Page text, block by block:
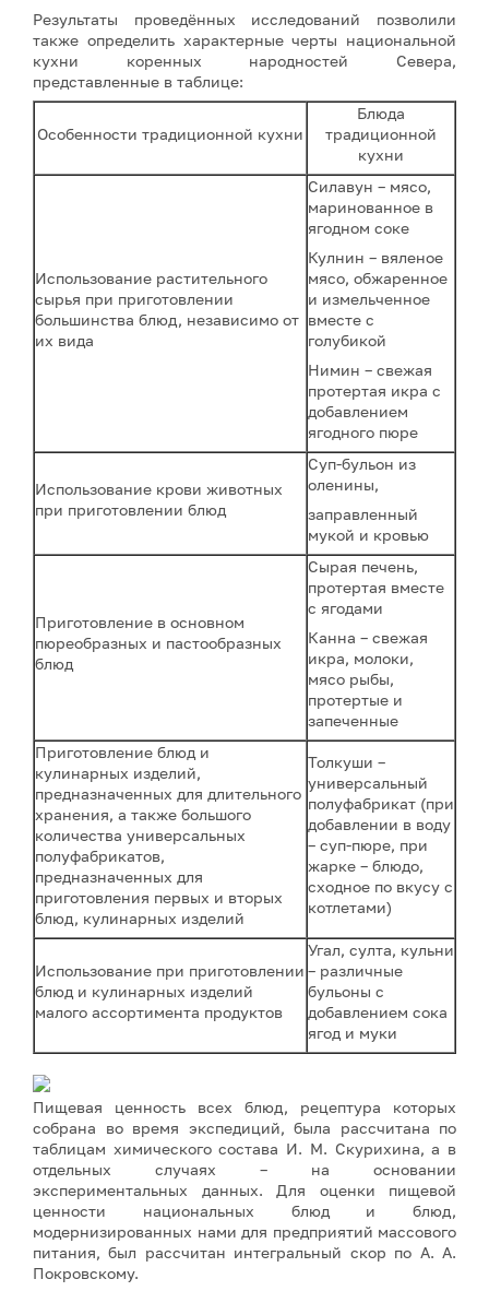
Результаты проведённых исследований позволили
также определить характерные черты национальной
кухни коренных народностей Севера,
представленные в таблице:
Особенности традиционной кухни
Блюда
традиционной
кухни
Использование растительного
сырья при приготовлении
большинства блюд, независимо от
их вида
Силавун – мясо,
маринованное в
ягодном соке
Кулнин – вяленое
мясо, обжаренное
и измельченное
вместе с
голубикой
Нимин – свежая
протертая икра с
добавлением
ягодного пюре
Использование крови животных
при приготовлении блюд
Суп-бульон из
оленины,
заправленный
мукой и кровью
Приготовление в основном
пюреобразных и пастообразных
блюд
Сырая печень,
протертая вместе
с ягодами
Канна – свежая
икра, молоки,
мясо рыбы,
протертые и
запеченные
Приготовление блюд и
кулинарных изделий,
предназначенных для длительного
хранения, а также большого
количества универсальных
полуфабрикатов,
предназначенных для
приготовления первых и вторых
блюд, кулинарных изделий
Толкуши –
универсальный
полуфабрикат (при
добавлении в воду
– суп-пюре, при
жарке – блюдо,
сходное по вкусу с
котлетами)
Использование при приготовлении
блюд и кулинарных изделий
малого ассортимента продуктов
Угал, султа, кульни
– различные
бульоны с
добавлением сока
ягод и муки
Пищевая ценность всех блюд, рецептура которых
собрана во время экспедиций, была рассчитана по
таблицам химического состава И. М. Скурихина, а в
отдельных случаях – на основании
экспериментальных данных. Для оценки пищевой
ценности национальных блюд и блюд,
модернизированных нами для предприятий массового
питания, был рассчитан интегральный скор по А. А.
Покровскому.